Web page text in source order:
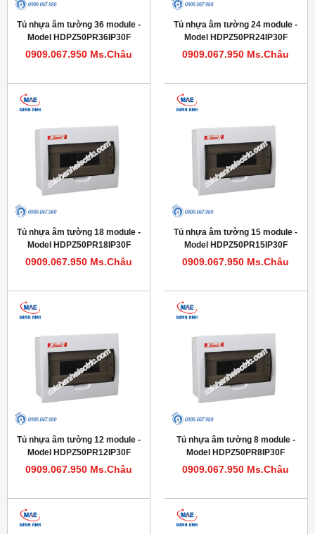
Tủ nhựa âm tường 36 module -
Model HDPZ50PR36IP30F
0909.067.950 Ms.Châu
Tủ nhựa âm tường 24 module -
Model HDPZ50PR24IP30F
0909.067.950 Ms.Châu
Tủ nhựa âm tường 18 module -
Model HDPZ50PR18IP30F
0909.067.950 Ms.Châu
Tủ nhựa âm tường 15 module -
Model HDPZ50PR15IP30F
0909.067.950 Ms.Châu
Tủ nhựa âm tường 12 module -
Model HDPZ50PR12IP30F
0909.067.950 Ms.Châu
Tủ nhựa âm tường 8 module -
Model HDPZ50PR8IP30F
0909.067.950 Ms.Châu